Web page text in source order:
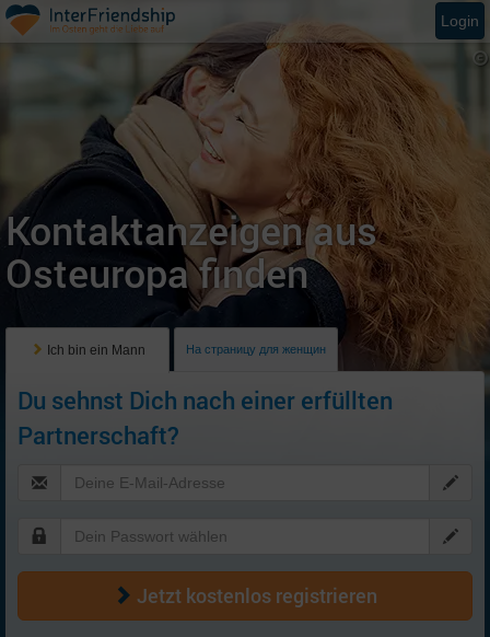
Kontaktanzeigen aus
Osteuropa finden
Ich bin ein Mann На страницу для женщин
Du sehnst Dich nach einer erfüllten
Partnerschaft?
Jetzt kostenlos registrieren
Login